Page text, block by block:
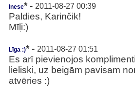
Inese* - 2011-08-27 00:39
Paldies, Karinčik!
Mīļi:)
Līga :)* - 2011-08-27 01:51
Es arī pievienojos
lieliski, uz beigām pavisam
atvēries :)